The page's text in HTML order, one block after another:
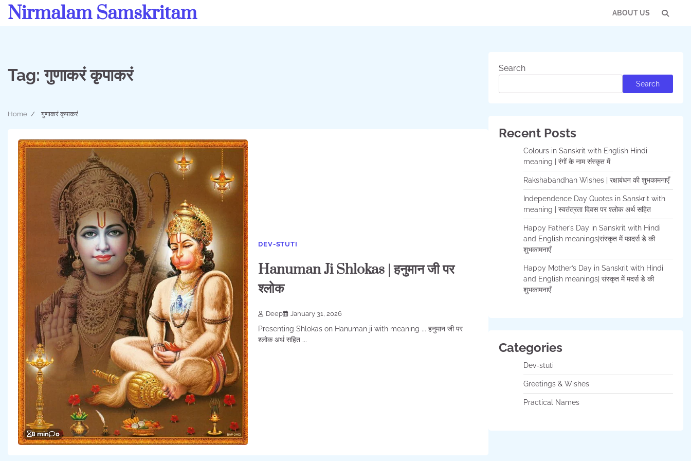
SkipNirmalam Samskritam ABOUT US
Tag:गुणाकरं कृपाकरं
Home गुणाकरं कृपाकरं
8 min 0
DEV-STUTI
Hanuman Ji Shlokas | हनुमान जी पर
श्लोक
Deep January 31, 2026
Presenting Shlokas on Hanuman ji with meaning ... हनुमान जी पर
श्लोक अर्थ सहित ...
Search
Search
Recent Posts
Colours in Sanskrit with English Hindi
meaning | रंगों के नाम संस्कृत में
Rakshabandhan Wishes | रक्षाबंधन की शुभकामनाएँ
Independence Day Quotes in Sanskrit with
meaning | स्वतंत्रता दिवस पर श्लोक अर्थ सहित
Happy Father’s Day in Sanskrit with Hindi
and English meanings|संस्कृत में फादर्स डे की
शुभकामनाएँ
Happy Mother’s Day in Sanskrit with Hindi
and English meanings| संस्कृत में मदर्स डे की
शुभकामनाएँ
Categories
Dev-stuti
Greetings & Wishes
Practical Names